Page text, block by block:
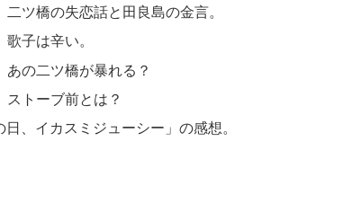
ツ橋の失恋話と田良島の金言。
子は辛い。
の二ツ橋が暴れる？
トーブ前とは？
、イカスミジューシー」の感想。